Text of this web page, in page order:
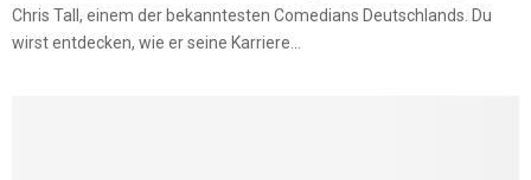
Chris Tall, einem der bekanntesten Comedians Deutschlands. Du
wirst entdecken, wie er seine Karriere...